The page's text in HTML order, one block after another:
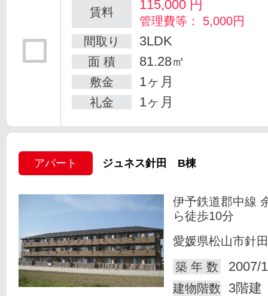
賃料 115,000 円
管理費等： 5,000円
間取り
3LDK
面 積 81.28㎡
敷金 1ヶ月
礼金 1ヶ月
アパート ジュネス針田 B棟
伊予鉄道郡中線
ら徒歩10分
愛媛県松山市針
築 年 数
2007/
建物階数 3階建